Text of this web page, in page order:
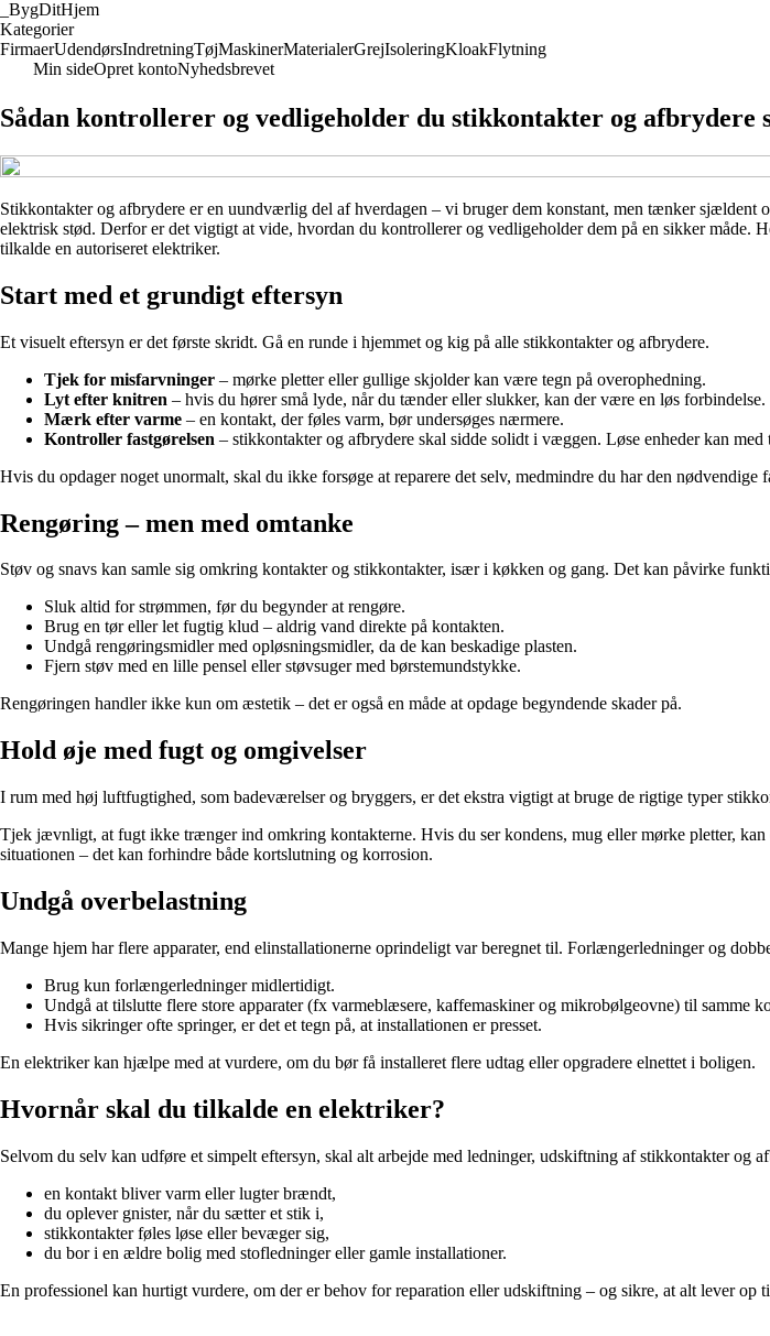
BygDitHjem
Kategorier
FirmaerUdendørsIndretningTøjMaskinerMaterialerGrejIsoleringKloakFlytning
Min sideOpret kontoNyhedsbrevet
Sådan kontrollerer og vedligeholder du stikkontakter og afbrydere
Stikkontakter og afbrydere er en uundværlig del af hverdagen – vi bruger dem konstant, men tænker
elektrisk stød. Derfor er det vigtigt at vide, hvordan du kontrollerer og vedligeholder dem på en sikker
tilkalde en autoriseret elektriker.
Start med et grundigt eftersyn
Et visuelt eftersyn er det første skridt. Gå en runde i hjemmet og kig på alle stikkontakter og afbrydere.
Tjek for misfarvninger – mørke pletter eller gullige skjolder kan være tegn på overophedning.
Lyt efter knitren – hvis du hører små lyde, når du tænder eller slukker, kan der være en løs forbindelse.
Mærk efter varme – en kontakt, der føles varm, bør undersøges nærmere.
Kontroller fastgørelsen – stikkontakter og afbrydere skal sidde solidt i væggen. Løse enheder kan med
Hvis du opdager noget unormalt, skal du ikke forsøge at reparere det selv, medmindre du har den
Rengøring – men med omtanke
Støv og snavs kan samle sig omkring kontakter og stikkontakter, især i køkken og gang. Det kan påvirke
Sluk altid for strømmen, før du begynder at rengøre.
Brug en tør eller let fugtig klud – aldrig vand direkte på kontakten.
Undgå rengøringsmidler med opløsningsmidler, da de kan beskadige plasten.
Fjern støv med en lille pensel eller støvsuger med børstemundstykke.
Rengøringen handler ikke kun om æstetik – det er også en måde at opdage begyndende skader på.
Hold øje med fugt og omgivelser
I rum med høj luftfugtighed, som badeværelser og bryggers, er det ekstra vigtigt at bruge de rigtige typer
Tjek jævnligt, at fugt ikke trænger ind omkring kontakterne. Hvis du ser kondens, mug eller mørke pletter,
situationen – det kan forhindre både kortslutning og korrosion.
Undgå overbelastning
Mange hjem har flere apparater, end elinstallationerne oprindeligt var beregnet til. Forlængerledninger og
Brug kun forlængerledninger midlertidigt.
Undgå at tilslutte flere store apparater (fx varmeblæsere, kaffemaskiner og mikrobølgeovne) til samme
Hvis sikringer ofte springer, er det et tegn på, at installationen er presset.
En elektriker kan hjælpe med at vurdere, om du bør få installeret flere udtag eller opgradere elnettet i boligen.
Hvornår skal du tilkalde en elektriker?
Selvom du selv kan udføre et simpelt eftersyn, skal alt arbejde med ledninger, udskiftning af stikkontakter og
en kontakt bliver varm eller lugter brændt,
du oplever gnister, når du sætter et stik i,
stikkontakter føles løse eller bevæger sig,
du bor i en ældre bolig med stofledninger eller gamle installationer.
En professionel kan hurtigt vurdere, om der er behov for reparation eller udskiftning – og sikre, at alt lever op